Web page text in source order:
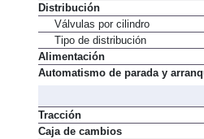
Distribución
Válvulas por cilindro
Tipo de distribución
Alimentación
Automatismo de parada y
Tracción
Caja de cambios